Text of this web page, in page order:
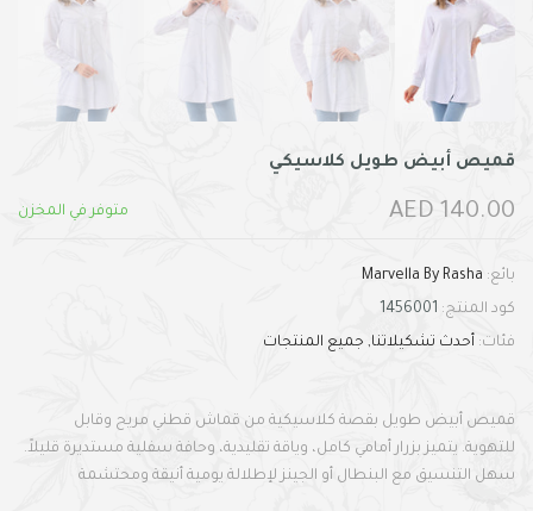
قميص أبيض طويل كلاسيكي
140.00 AED متوفر في المخزن
بائع: Marvella By Rasha
كود المنتج: 1456001
فئات: أحدث تشكيلاتنا جميع المنتجات
قميص أبيض طويل بقصة كلاسيكية من قماش قطني مريح وقابل
للتهوية. يتميز بزرار أمامي كامل، وياقة تقليدية، وحافة سفلية مستديرة قليلاً.
سهل التنسيق مع البنطال أو الجينز لإطلالة يومية أنيقة ومحتشمة